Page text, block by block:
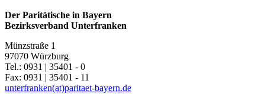
Der Paritätische in Bayern
Bezirksverband Unterfranken
Münzstraße 1
97070 Würzburg
Tel.: 0931 | 35401 - 0
Fax: 0931 | 35401 - 11
unterfranken(at)paritaet-bayern.de